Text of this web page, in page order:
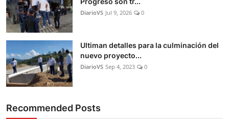
DiarioVS Jul 9, 2026 0
Ultiman detalles para la culminación del
nuevo proyecto...
DiarioVS Sep 4, 2023 0
Recommended Posts